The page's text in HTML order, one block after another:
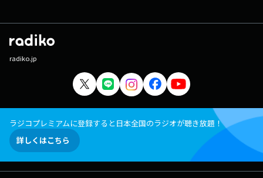
い、 ワンマンツアーのほか、対バンツアーも敢行。2020年は、fra-foa
デビューから20周年を迎え、 “Re:Born20”という新たなキービジュアル
を作成し、8月に両A面シングルを、10月に約2年ぶりのフルアルバム
「Emergence」を発売。2021年は３枚のデジタルシングルをリリー
ス、 そして今年2022年はコロナ禍による２年越しでの『Re: Born 20+2
Anniversary Live -三度目の正直-』という20thアニバーサリーワンマンラ
イブを5/25にSoldOut&大成功させた。 夏におこなったアコースティッ
クライブツアー、年末のEPレコ発ワンマンLIVEなど 精力的にこの
radiko.jp
ラジコプレミアムに登録すると日本全国のラジオが聴き放題！
詳しくはこちら